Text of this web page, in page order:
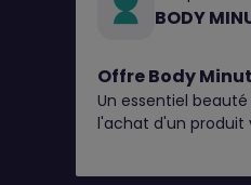
BODY
Offre Body
Un essentiel beauté
l'achat d'un produit